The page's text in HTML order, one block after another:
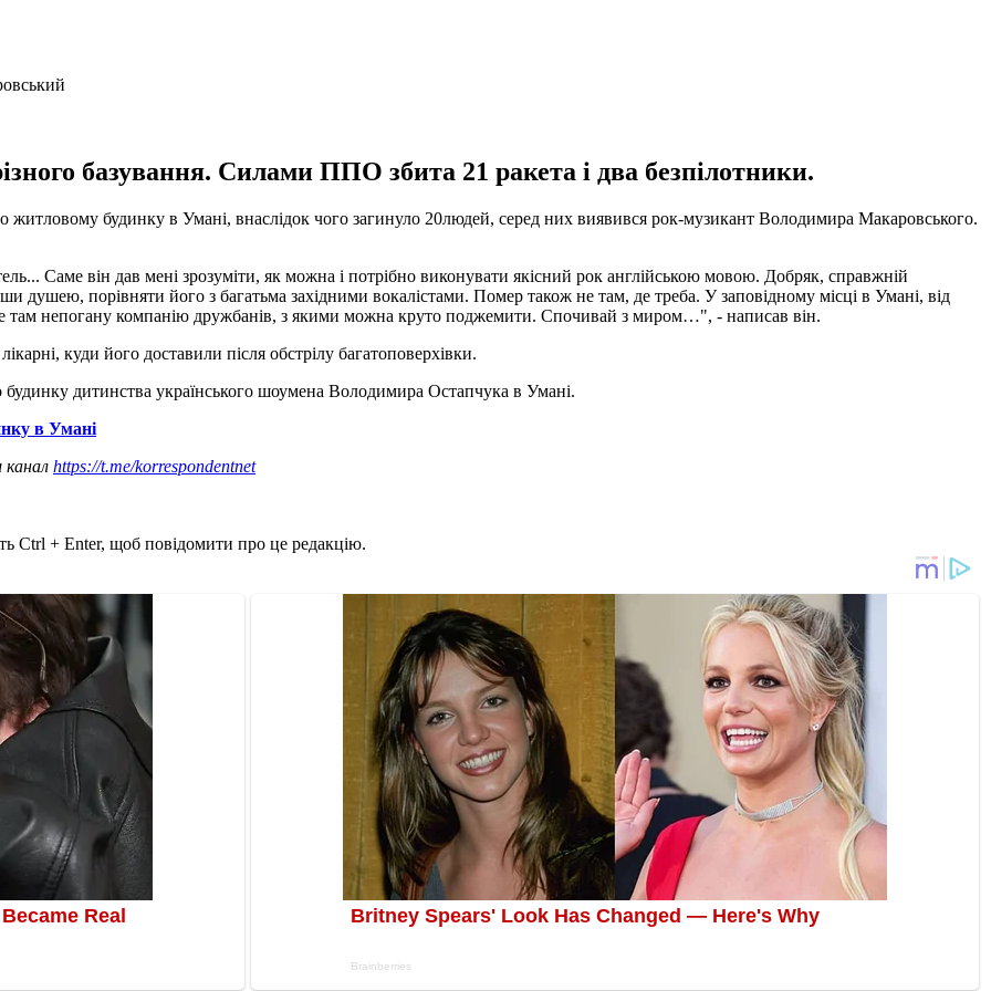
базування. Силами ППО збита 21 ракета і два безпілотники.
житловому будинку в Умані, внаслідок чого загинуло 20людей, серед них виявився рок-музикант Володимира Макаровського.
Саме він дав мені зрозуміти, як можна і потрібно виконувати якісний рок англійською мовою. Добряк, справжній
порівняти його з багатьма західними вокалістами. Помер також не там, де треба. У заповідному місці в Умані, від
там непогану компанію дружбанів, з якими можна круто поджемити. Спочивай з миром…", - написав він.
куди його доставили після обстрілу багатоповерхівки.
дитинства українського шоумена Володимира Остапчука в Умані.
в Умані
канал https://t.me/korrespondentnet
Ctrl + Enter, щоб повідомити про це редакцію.